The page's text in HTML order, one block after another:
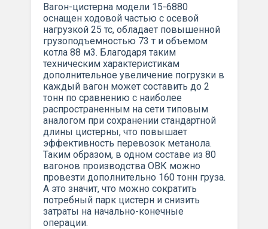
Вагон-цистерна модели 15-6880
оснащен ходовой частью с осевой
нагрузкой 25 тс, обладает повышенной
грузоподъемностью 73 т и объемом
котла 88 м3. Благодаря таким
техническим характеристикам
дополнительное увеличение погрузки в
каждый вагон может составить до 2
тонн по сравнению с наиболее
распространенным на сети типовым
аналогом при сохранении стандартной
длины цистерны, что повышает
эффективность перевозок метанола.
Таким образом, в одном составе из 80
вагонов производства ОВК можно
провезти дополнительно 160 тонн груза.
А это значит, что можно сократить
потребный парк цистерн и снизить
затраты на начально-конечные
операции.